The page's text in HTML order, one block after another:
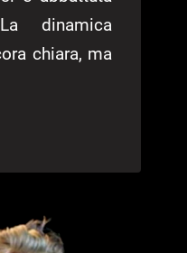
dinamica
chiara, ma